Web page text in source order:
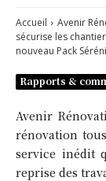
Accueil
Avenir
sécurise les
nouveau Pack
Rapports &
Avenir
rénovation
service inédit
reprise des